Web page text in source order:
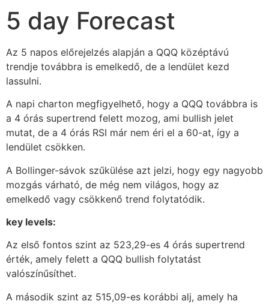
5 day Forecast
Az 5 napos előrejelzés alapján a QQQ középtávú
trendje továbbra is emelkedő, de a lendület kezd
lassulni.
A napi charton megfigyelhető, hogy a QQQ továbbra is
a 4 órás supertrend felett mozog, ami bullish jelet
mutat, de a 4 órás RSI már nem éri el a 60-at, így a
lendület csökken.
A Bollinger-sávok szűkülése azt jelzi, hogy egy nagyobb
mozgás várható, de még nem világos, hogy az
emelkedő vagy csökkenő trend folytatódik.
key levels:
Az első fontos szint az 523,29-es 4 órás supertrend
érték, amely felett a QQQ bullish folytatást
valószínűsíthet.
A második szint az 515,09-es korábbi alj, amely ha